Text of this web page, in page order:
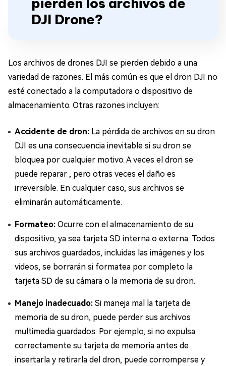
DJI Drone?
Los archivos de drones DJI se pierden debido a una
variedad de razones. El más común es que el dron DJI no
esté conectado a la computadora o dispositivo de
almacenamiento. Otras razones incluyen:
Accidente de dron: La pérdida de archivos en su dron
DJI es una consecuencia inevitable si su dron se
bloquea por cualquier motivo. A veces el dron se
puede reparar , pero otras veces el daño es
irreversible. En cualquier caso, sus archivos se
eliminarán automáticamente.
Formateo: Ocurre con el almacenamiento de su
dispositivo, ya sea tarjeta SD interna o externa. Todos
sus archivos guardados, incluidas las imágenes y los
videos, se borrarán si formatea por completo la
tarjeta SD de su cámara o la memoria de su dron.
Manejo inadecuado: Si maneja mal la tarjeta de
memoria de su dron, puede perder sus archivos
multimedia guardados. Por ejemplo, si no expulsa
correctamente su tarjeta de memoria antes de
insertarla y retirarla del dron, puede corromperse y